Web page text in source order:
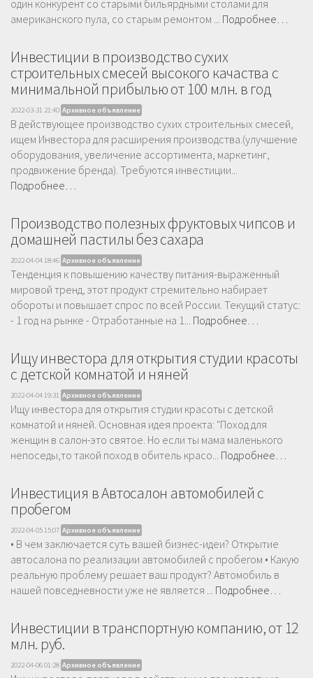
один конкурент со старыми бильярдными столами для
американского пула, со старым ремонтом ... Подробнее…
Инвестиции в производство сухих
строительных смесей высокого качаства с
минимальной прибылью от 100 млн. в год
2022-03-31 21:40 Архивное объявление
В действующее производство сухих строительных смесей,
ищем Инвестора для расширения производства.(улучшение
оборудования, увеличение ассортимента, маркетинг,
продвижение бренда). Требуются инвестиции...
Подробнее…
Производство полезных фруктовых чипсов и
домашней пастилы без сахара
2022-04-04 18:46 Архивное объявление
Тенденция к повышению качеству питания-выраженный
мировой тренд, этот продукт стремительно набирает
обороты и повышает спрос по всей России. Текущий статус:
- 1 год на рынке - Отработанные на 1... Подробнее…
Ищу инвестора для открытия студии красоты
с детской комнатой и няней
2022-04-04 19:31 Архивное объявление
Ищу инвестора для открытия студии красоты с детской
комнатой и няней. Основная идея проекта: "Поход для
женщин в салон-это святое. Но если ты мама маленького
непоседы,то такой поход в обитель красо... Подробнее…
Инвестиция в Автосалон автомобилей с
пробегом
2022-04-05 15:07 Архивное объявление
• В чем заключается суть вашей бизнес-идеи? Открытие
автосалона по реализации автомобилей с пробегом • Какую
реальную проблему решает ваш продукт? Автомобиль в
нашей повседневности уже не является ... Подробнее…
Инвестиции в транспортную компанию, от 12
млн. руб.
2022-04-06 01:28 Архивное объявление